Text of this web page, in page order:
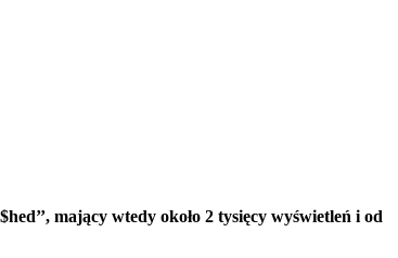
mający wtedy około 2 tysięcy wyświetleń i od